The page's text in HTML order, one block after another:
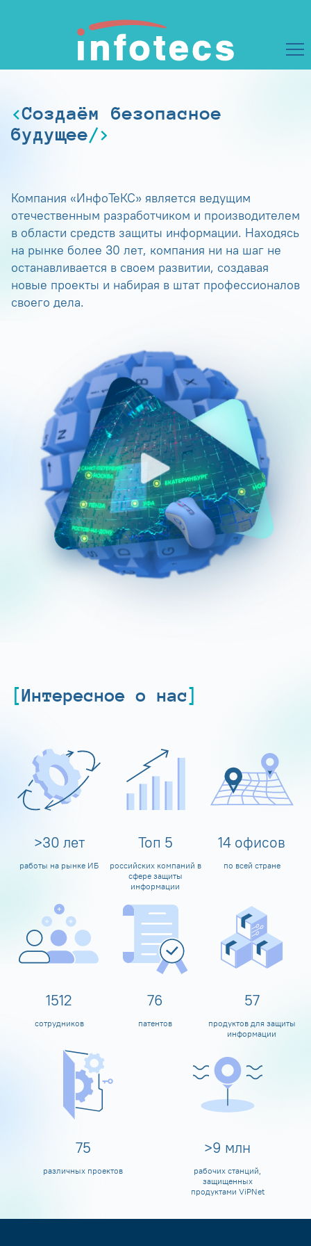
Создаём безопасное
будущее
Компания «ИнфоТеКС» является ведущим
отечественным разработчиком и производителем
в области средств защиты информации. Находясь
на рынке более 30 лет, компания ни на шаг не
останавливается в своем развитии, создавая
новые проекты и набирая в штат профессионалов
своего дела.
Интересное о нас
>30 лет
работы на рынке ИБ
Топ 5
российских компаний в
сфере защиты
информации
14 офисов
по всей стране
1600
сотрудников
80
патентов
60
продуктов для защиты
информации
80
различных проектов
>10 млн
рабочих станций,
защищенных
продуктами ViPNet